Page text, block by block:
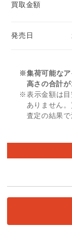
買取金額
発売日
※集荷可能なア
高さの合計
※表示金額は目
ありません
査定の結果で